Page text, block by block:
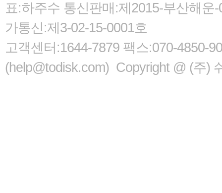
표:하주수 통신판매:제2015-부산해
가통신:제3-02-15-0001호
고객센터:1644-7879 팩스:070-4850-
(help@todisk.com) Copyright @ (주)